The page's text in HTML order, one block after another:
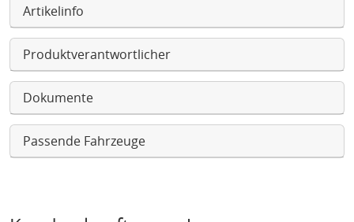
Artikelinfo
Produktverantwortlicher
Dokumente
Passende Fahrzeuge